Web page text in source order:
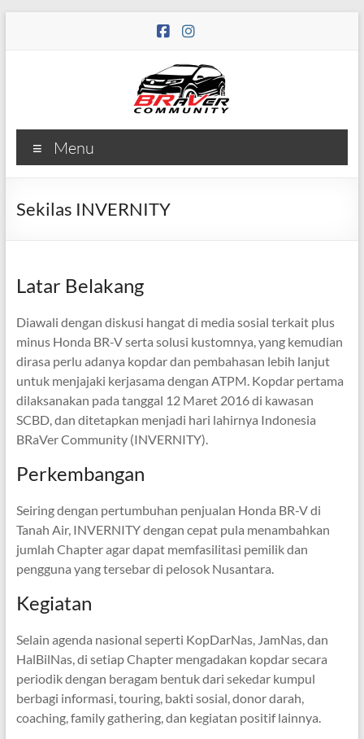
Menu
Sekilas INVERNITY
Latar Belakang
Diawali dengan diskusi hangat di media sosial terkait plus
minus Honda BR-V serta solusi kustomnya, yang kemudian
dirasa perlu adanya kopdar dan pembahasan lebih lanjut
untuk menjajaki kerjasama dengan ATPM. Kopdar pertama
dilaksanakan pada tanggal 12 Maret 2016 di kawasan
SCBD, dan ditetapkan menjadi hari lahirnya Indonesia
BRaVer Community (INVERNITY).
Perkembangan
Seiring dengan pertumbuhan penjualan Honda BR-V di
Tanah Air, INVERNITY dengan cepat pula menambahkan
jumlah Chapter agar dapat memfasilitasi pemilik dan
pengguna yang tersebar di pelosok Nusantara.
Kegiatan
Selain agenda nasional seperti KopDarNas, JamNas, dan
HalBilNas, di setiap Chapter mengadakan kopdar secara
periodik dengan beragam bentuk dari sekedar kumpul
berbagi informasi, touring, bakti sosial, donor darah,
coaching, family gathering, dan kegiatan positif lainnya.